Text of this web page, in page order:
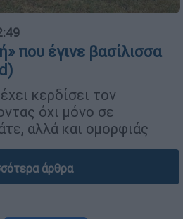
που έγινε βασίλισσα
κερδίσει τον
όχι μόνο σε
αλλά και ομορφιάς
άρθρα